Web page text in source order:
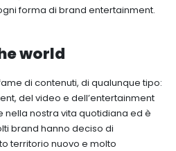
forma di brand entertainment.
world
di contenuti, di qualunque tipo:
del video e dell’entertainment
nostra vita quotidiana ed è
brand hanno deciso di
territorio nuovo e molto